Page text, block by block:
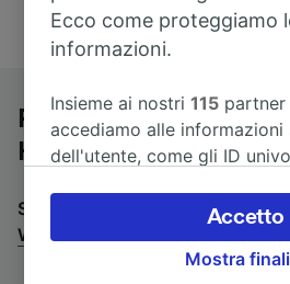
Pullman da Heidelberg
Hbf
Stai cercando un viaggio di
Wiesbaden Hbf a Heidelberg
Ecco come proteggiamo
informazioni.
Insieme ai nostri115
accediamo alle
dell'utente, come gli ID
accettare o gestire le
clic di seguito, tra cui il
opporsi sulla base di un
Mostra
Accetto